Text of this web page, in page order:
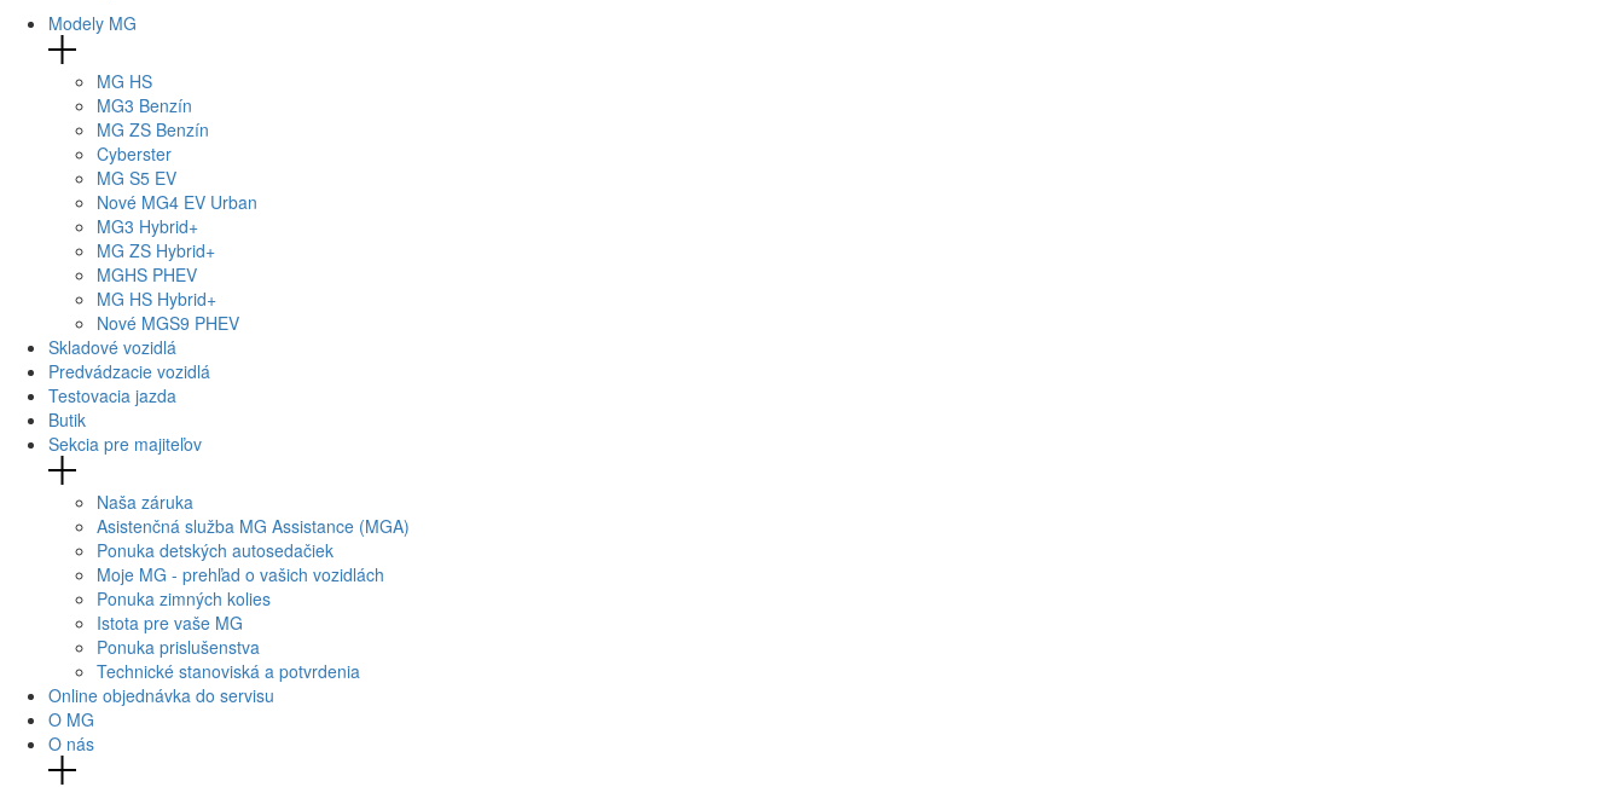
Modely MG
MG HS
MG3 Benzín
MG ZS Benzín
Cyberster
MG S5 EV
Nové MG4 EV Urban
MG3 Hybrid+
MG ZS Hybrid+
MGHS PHEV
MG HS Hybrid+
Nové MGS9 PHEV
Skladové vozidlá
Predvádzacie vozidlá
Testovacia jazda
Butik
Sekcia pre majiteľov
Naša záruka
Asistenčná služba MG Assistance (MGA)
Ponuka detských autosedačiek
Moje MG - prehľad o vašich vozidlách
Ponuka zimných kolies
Istota pre vaše MG
Ponuka prislušenstva
Technické stanoviská a potvrdenia
Online objednávka do servisu
O MG
O nás